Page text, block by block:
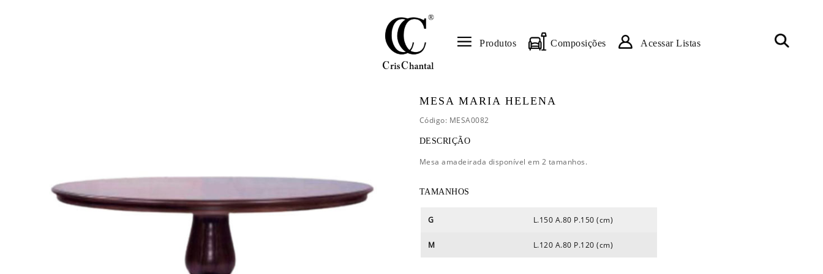
Produtos Composições Acessar Listas
MESA MARIA HELENA
Código: MESA0082
DESCRIÇÃO
Mesa amadeirada disponível em 2 tamanhos.
TAMANHOS
G L.150 A.80 P.150 (cm)
M L.120 A.80 P.120 (cm)